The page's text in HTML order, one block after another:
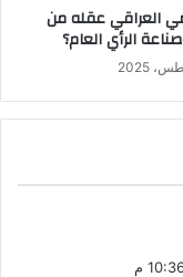
العراقي عقله من
الرأي العام؟